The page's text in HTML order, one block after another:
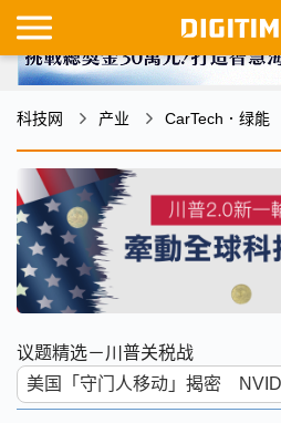
科技网 产业 CarTech．绿能
议题精选－川普关税战